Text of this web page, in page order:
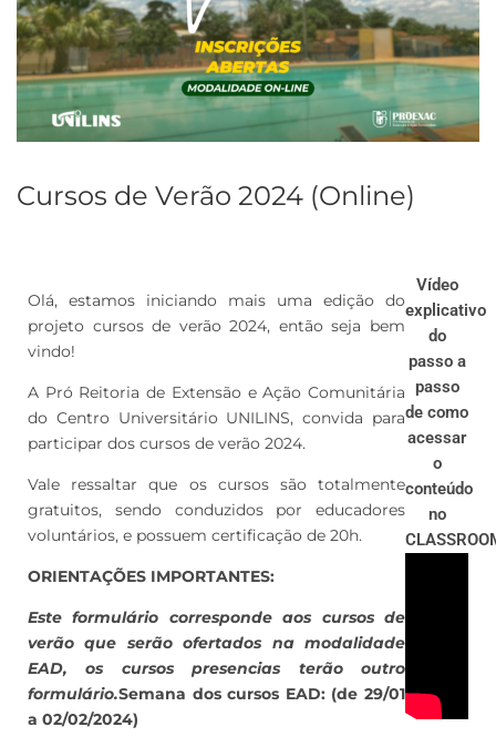
Cursos de Verão 2024 (Online)
Olá, estamos iniciando mais uma edição do
projeto cursos de verão 2024, então seja bem
vindo!
A Pró Reitoria de Extensão e Ação Comunitária
do Centro Universitário UNILINS, convida para
participar dos cursos de verão 2024.
Vale ressaltar que os cursos são totalmente
gratuitos, sendo conduzidos por educadores
voluntários, e possuem certificação de 20h.
ORIENTAÇÕES IMPORTANTES:
Este formulário corresponde aos cursos de
verão que serão ofertados na modalidade
EAD, os cursos presencias terão outro
formulário.Semana dos cursos EAD: (de 29/01
a 02/02/2024)
Vídeo
explicativo
do
passo a
passo
de como
acessar
o
conteúdo
no